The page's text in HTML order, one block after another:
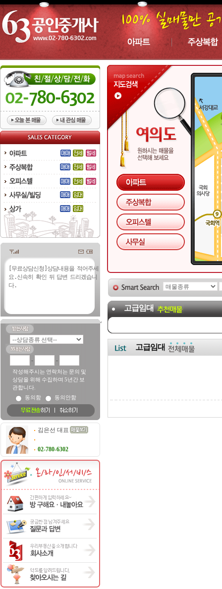
- -
작성해주시는 연락처는 문의 및
상담을 위해 수집하며 5년간 보
관합니다.
동의함
동의안함
김은선 대표
02-780-6302
고급임대
고급임대